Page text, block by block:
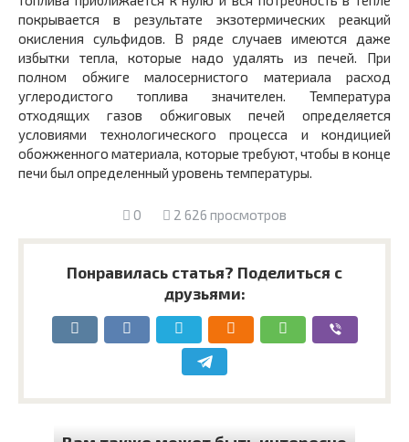
покрывается в результате экзотермических реакций
окисления сульфидов. В ряде случаев имеются даже
избытки тепла, которые надо удалять из печей. При
полном обжиге малосернистого материала расход
углеродистого топлива значителен. Температура
отходящих газов обжиговых печей определяется
условиями технологического процесса и кондицией
обожженного материала, которые требуют, чтобы в конце
печи был определенный уровень температуры.
0 2 626 просмотров
Понравилась статья? Поделиться с
друзьями: